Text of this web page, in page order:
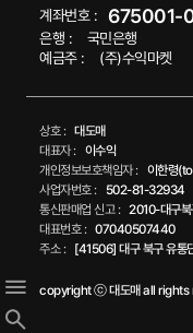
계좌번호 : 675001-
은행 :
국민은행
예금주 :
(주)수익마켓
상호 : 대도매
대표자 :
이수익
개인정보보호책임자 :
이한령
사업자번호 :
502-81-32934
통신판매업 신고 : 2010-대구
대표번호 : 07040507440
주소 :
[41506] 대구 북구 유통
copyright ⓒ 대도매 all rights